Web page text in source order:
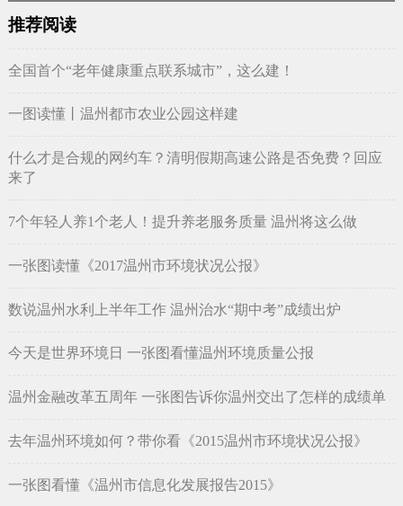
推荐阅读
全国首个“老年健康重点联系城市”，这么建！
一图读懂丨温州都市农业公园这样建
什么才是合规的网约车？清明假期高速公路是否免费？回应
来了
7个年轻人养1个老人！提升养老服务质量 温州将这么做
一张图读懂《2017温州市环境状况公报》
数说温州水利上半年工作 温州治水“期中考”成绩出炉
今天是世界环境日 一张图看懂温州环境质量公报
温州金融改革五周年 一张图告诉你温州交出了怎样的成绩单
去年温州环境如何？带你看《2015温州市环境状况公报》
一张图看懂《温州市信息化发展报告2015》